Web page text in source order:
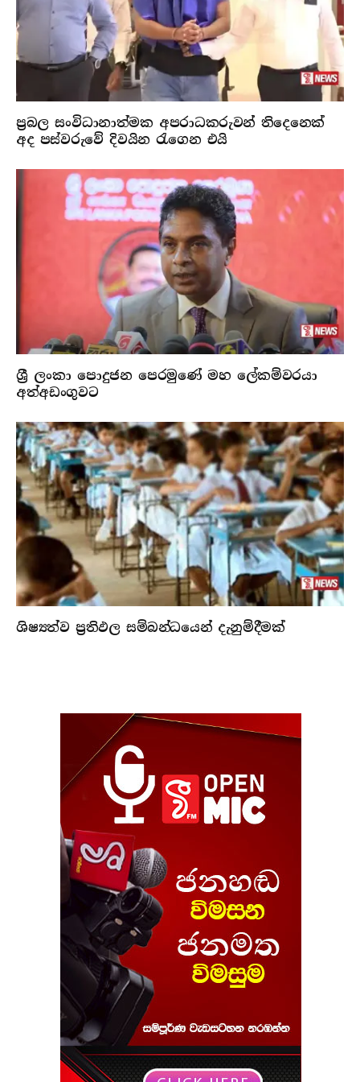
ප්‍රබල සංවිධානාත්මක අපරාධකරුවන් තිදෙනෙක්
අද පස්වරුවේ දිවයින රැගෙන එයි
ශ්‍රී ලංකා පොදුජන පෙරමුණේ මහ ලේකම්වරයා
අත්අඩංගුවට
ශිෂ්‍යත්ව ප්‍රතිඵල සම්බන්ධයෙන් දැනුම්දීමක්